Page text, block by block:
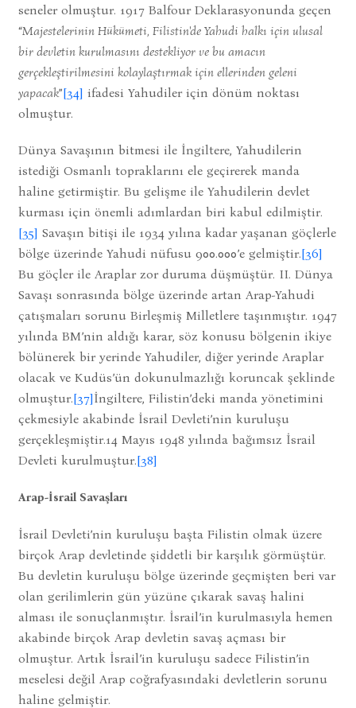
seneler olmuştur. 1917 Balfour Deklarasyonunda geçen
“Majestelerinin Hükümeti, Filistin'de Yahudi halkı için ulusal
bir devletin kurulmasını destekliyor ve bu amacın
gerçekleştirilmesini kolaylaştırmak için ellerinden geleni
yapacak”[34] ifadesi Yahudiler için dönüm noktası
olmuştur.
Dünya Savaşının bitmesi ile İngiltere, Yahudilerin
istediği Osmanlı topraklarını ele geçirerek manda
haline getirmiştir. Bu gelişme ile Yahudilerin devlet
kurması için önemli adımlardan biri kabul edilmiştir.
[35] Savaşın bitişi ile 1934 yılına kadar yaşanan göçlerle
bölge üzerinde Yahudi nüfusu 900.000’e gelmiştir.[36]
Bu göçler ile Araplar zor duruma düşmüştür. II. Dünya
Savaşı sonrasında bölge üzerinde artan Arap-Yahudi
çatışmaları sorunu Birleşmiş Milletlere taşınmıştır. 1947
yılında BM’nin aldığı karar, söz konusu bölgenin ikiye
bölünerek bir yerinde Yahudiler, diğer yerinde Araplar
olacak ve Kudüs’ün dokunulmazlığı koruncak şeklinde
olmuştur.[37]İngiltere, Filistin’deki manda yönetimini
çekmesiyle akabinde İsrail Devleti’nin kuruluşu
gerçekleşmiştir.14 Mayıs 1948 yılında bağımsız İsrail
Devleti kurulmuştur.[38]
Arap-İsrail Savaşları
İsrail Devleti’nin kuruluşu başta Filistin olmak üzere
birçok Arap devletinde şiddetli bir karşılık görmüştür.
Bu devletin kuruluşu bölge üzerinde geçmişten beri var
olan gerilimlerin gün yüzüne çıkarak savaş halini
alması ile sonuçlanmıştır. İsrail’in kurulmasıyla hemen
akabinde birçok Arap devletin savaş açması bir
olmuştur. Artık İsrail’in kuruluşu sadece Filistin’in
meselesi değil Arap coğrafyasındaki devletlerin sorunu
haline gelmiştir.